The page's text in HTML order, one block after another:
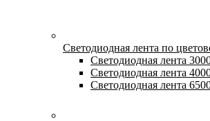
Светодиодная лента по
Светодиодная лента
Светодиодная лента
Светодиодная лента